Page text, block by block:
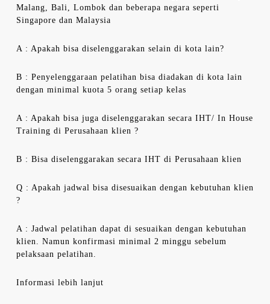
Malang, Bali, Lombok dan beberapa negara seperti
Singapore dan Malaysia
A : Apakah bisa diselenggarakan selain di kota lain?
B : Penyelenggaraan pelatihan bisa diadakan di kota lain
dengan minimal kuota 5 orang setiap kelas
A : Apakah bisa juga diselenggarakan secara IHT/ In House
Training di Perusahaan klien ?
B : Bisa diselenggarakan secara IHT di Perusahaan klien
Q : Apakah jadwal bisa disesuaikan dengan kebutuhan klien
?
A : Jadwal pelatihan dapat di sesuaikan dengan kebutuhan
klien. Namun konfirmasi minimal 2 minggu sebelum
pelaksaan pelatihan.
Informasi lebih lanjut